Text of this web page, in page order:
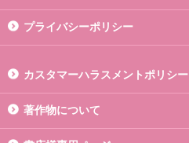
プライバシーポリシー
カスタマーハラスメントポリシー
著作物について